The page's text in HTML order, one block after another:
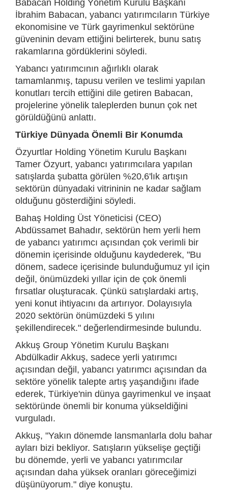
Babacan Holding Yönetim Kurulu Başkanı
İbrahim Babacan, yabancı yatırımcıların Türkiye
ekonomisine ve Türk gayrimenkul sektörüne
güveninin devam ettiğini belirterek, bunu satış
rakamlarına gördüklerini söyledi.
Yabancı yatırımcının ağırlıklı olarak
tamamlanmış, tapusu verilen ve teslimi yapılan
konutları tercih ettiğini dile getiren Babacan,
projelerine yönelik taleplerden bunun çok net
görüldüğünü anlattı.
Türkiye Dünyada Önemli Bir Konumda
Özyurtlar Holding Yönetim Kurulu Başkanı
Tamer Özyurt, yabancı yatırımcılara yapılan
satışlarda şubatta görülen %20,6'lık artışın
sektörün dünyadaki vitrininin ne kadar sağlam
olduğunu gösterdiğini söyledi.
Bahaş Holding Üst Yöneticisi (CEO)
Abdüssamet Bahadır, sektörün hem yerli hem
de yabancı yatırımcı açısından çok verimli bir
dönemin içerisinde olduğunu kaydederek, "Bu
dönem, sadece içerisinde bulunduğumuz yıl için
değil, önümüzdeki yıllar için de çok önemli
fırsatlar oluşturacak. Çünkü satışlardaki artış,
yeni konut ihtiyacını da artırıyor. Dolayısıyla
2020 sektörün önümüzdeki 5 yılını
şekillendirecek." değerlendirmesinde bulundu.
Akkuş Group Yönetim Kurulu Başkanı
Abdülkadir Akkuş, sadece yerli yatırımcı
açısından değil, yabancı yatırımcı açısından da
sektöre yönelik talepte artış yaşandığını ifade
ederek, Türkiye'nin dünya gayrimenkul ve inşaat
sektöründe önemli bir konuma yükseldiğini
vurguladı.
Akkuş, "Yakın dönemde lansmanlarla dolu bahar
ayları bizi bekliyor. Satışların yükselişe geçtiği
bu dönemde, yerli ve yabancı yatırımcılar
açısından daha yüksek oranları göreceğimizi
düşünüyorum." diye konuştu.